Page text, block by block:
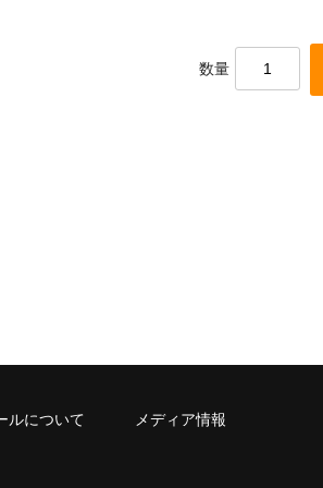
数量
ルについて メディア情報